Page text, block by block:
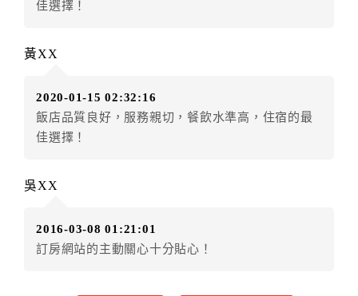
（提出申辦日為保留起算日）
店客滿，敬請及早計畫，如逾時未提出申辦，視同無條
件放棄訂單（住宿權益）。 （限原訂飯店使用）
．每筆訂單異動限定乙次，限原訂飯店，異動完成後不
．訂單異動後，訂單費用總計大於原訂單費用總計時，
訂房者不得要求退其差額。限原訂飯店
佳選擇！
黃XX
2020-01-15 02:32:16
飯店品質良好，服務親切，餐飲水準高，住宿的最
佳選擇！
吳XX
2016-03-08 01:21:01
訂房網站的主動關心十分貼心！